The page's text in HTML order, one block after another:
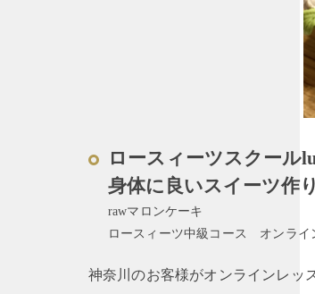
ロースィーツスクール
身体に良いスイーツ作り
rawマロンケーキ
ロースィーツ中級コース オンラ
神奈川のお客様がオンラインレッ